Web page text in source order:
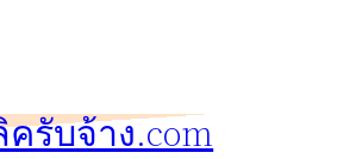
รับจ้าง.com